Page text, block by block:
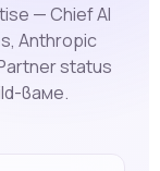
— Chief AI
Anthropic
status
ваме.